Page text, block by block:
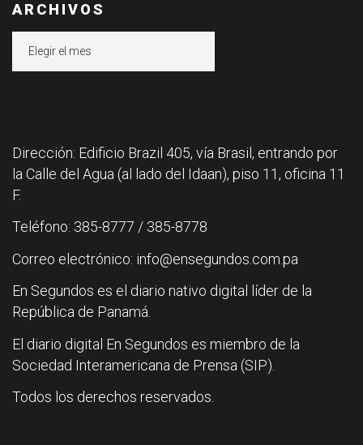
ARCHIVOS
Dirección: Edificio Brazil 405, vía Brasil, entrando por
la Calle del Agua (al lado del Idaan), piso 11, oficina 11
F.
Teléfono: 385-8777 / 385-8778
Correo electrónico: info@ensegundos.com.pa
En Segundos es el diario nativo digital líder de la
República de Panamá.
El diario digital En Segundos es miembro de la
Sociedad Interamericana de Prensa (SIP).
Todos los derechos reservados.